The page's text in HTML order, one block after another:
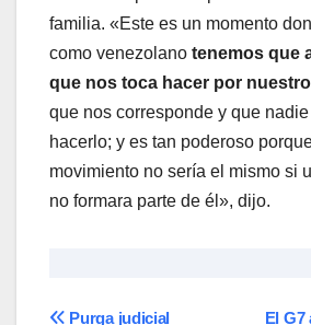
familia. «Este es un momento
como venezolano tenemos que
que nos toca hacer por
que nos corresponde y que
hacerlo; y es tan poderoso
movimiento no sería el mismo si
no formara parte de él», dijo.
El G7
Purga judicial